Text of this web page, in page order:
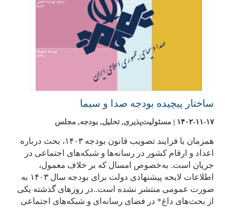
ساختار پیچیده بودجه صدا و سیما
۱۴۰۲-۱۱-۱۷ |مسئولیت‌پذیری,تحلیل,بودجه,مجلس
همزمان با فرایند تصویب قانون بودجه ۱۴۰۳، بحث درباره
اعداد و ارقام کشور در رسانه‌ها و شبکه‌های اجتماعی در
جریان است. به‌خصوص امسال که بر خلاف معمول،
اطلاعات لایحه پیشنهادی دولت برای بودجه سال ۱۴۰۳ به
صورت عمومی منتشر نشده است..در روزهای گذشته یکی
از بحث‌های داغ* در فضای رسانه‌ای و شبکه‌های اجتماعی